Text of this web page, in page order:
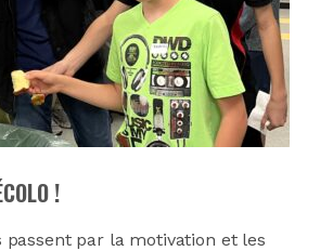
!
passent par la motivation et les